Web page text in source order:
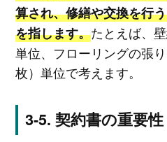
算され、修繕や交換を行
を指します。たとえば、
単位、フローリングの張
枚）単位で考えます。
契約書の重要性